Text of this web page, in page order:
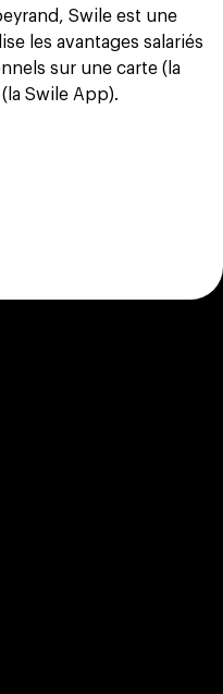
Swile est une
les avantages salariés
sur une carte (la
Swile App).